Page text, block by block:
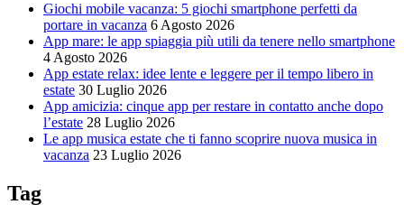
Giochi mobile vacanza: 5 giochi smartphone perfetti da
portare in vacanza 6 Agosto 2026
App mare: le app spiaggia più utili da tenere nello smartphone
4 Agosto 2026
App estate relax: idee lente e leggere per il tempo libero in
estate 30 Luglio 2026
App amicizia: cinque app per restare in contatto anche dopo
l’estate 28 Luglio 2026
Le app musica estate che ti fanno scoprire nuova musica in
vacanza 23 Luglio 2026
Tag